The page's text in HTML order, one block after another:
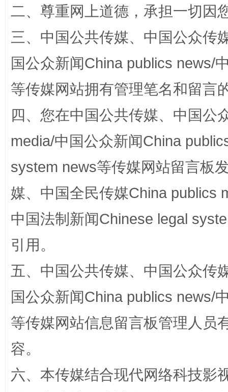
站台名比不上好声名
漫山遍野的桃花与雪山、麦地、白藏房 除
招工难、用工荒背后
二、尊重网上道德，承担一切因
三、中国公共传媒、中国公众传
国公众新闻China publics news/
等传媒网站拥有管理笔名和留言
四、您在中国公共传媒、中国公
media/中国公众新闻China
system news等传媒网站留言板
媒、中国全民传媒China publics
中国法制新闻Chinese legal
引用。
五、中国公共传媒、中国公众传
国公众新闻China publics news/
等传媒网站信息留言板管理人员
容。
六、本传媒结合现代网络科技影